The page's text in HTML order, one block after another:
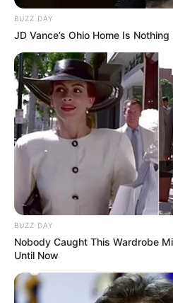
Tiercé Quinté du jour dans la
BUZZ DAY
JD Vance’s Ohio Home Is
BUZZ DAY
Nobody Caught This Wardrobe
Until Now